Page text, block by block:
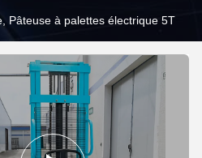
Pâteuse à palettes électrique 5T